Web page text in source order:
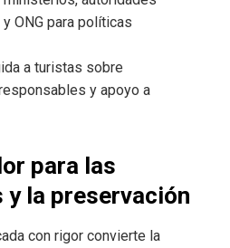
ONG para políticas
a turistas sobre
y apoyo a
para las
y la preservación
con rigor convierte la